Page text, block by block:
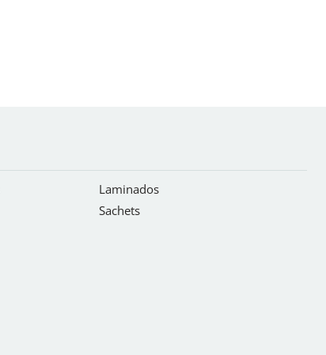
Laminados
Sachets